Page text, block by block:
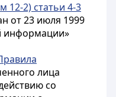
12-2) статьи 4-3
от 23 июля 1999
информации»
лица
со